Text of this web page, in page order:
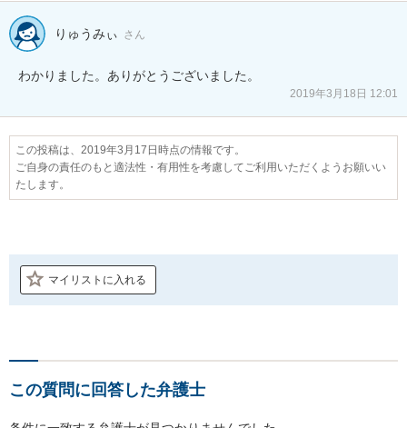
りゅうみぃ さん
わかりました。ありがとうございました。
2019年3月18日 12:01
この投稿は、2019年3月17日時点の情報です。
ご自身の責任のもと適法性・有用性を考慮してご利用いただくようお願いい
たします。
マイリストに入れる
この質問に回答した弁護士